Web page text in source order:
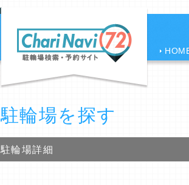
駐輪場を探す
駐輪場詳細